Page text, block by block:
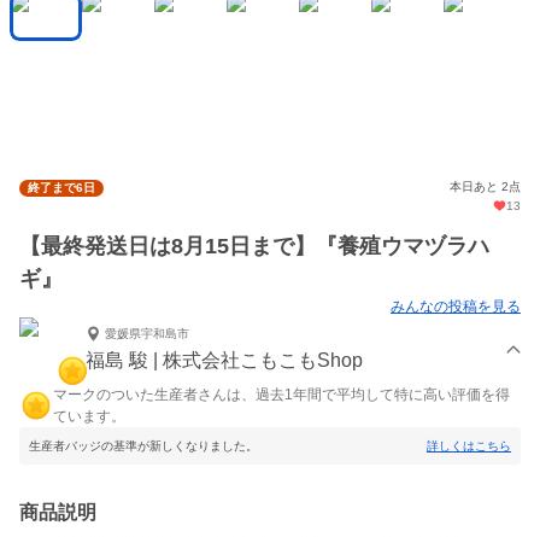
終了まで6日
本日あと 2点
13
【最終発送日は8月15日まで】『養殖ウマヅラハ
ギ』
みんなの投稿を見る
愛媛県宇和島市
福島 駿 | 株式会社こもこもShop
マークのついた生産者さんは、過去1年間で平均して特に高い評価を得
ています。
生産者バッジの基準が新しくなりました。 詳しくはこちら
商品説明